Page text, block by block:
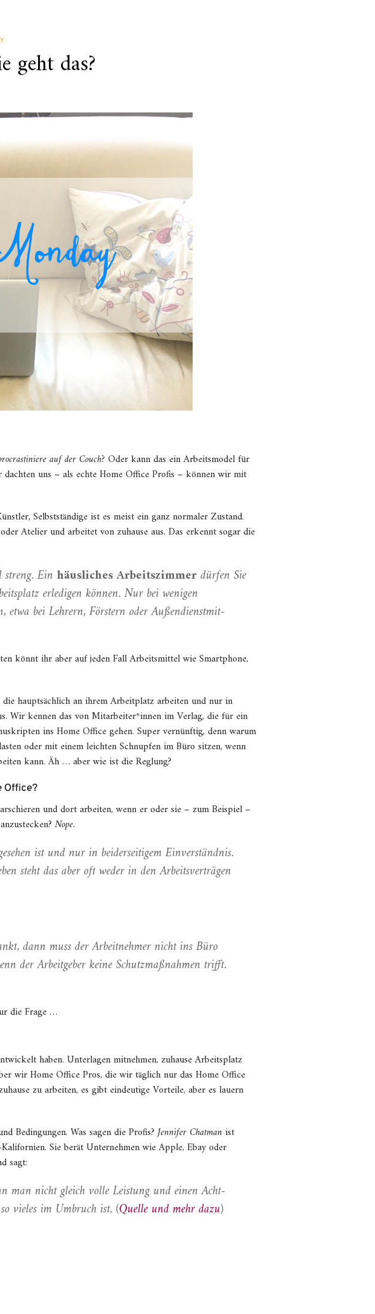
geht das?
auf der Couch? Oder kann das ein Arbeitsmodel für
uns – als echte Home Office Profis – können wir mit
Selbstständige ist es meist ein ganz normaler Zustand.
Atelier und arbeitet von zuhause aus. Das erkennt sogar die
Ein häusliches Arbeits­zimmerdürfen Sie
erledigen können. Nur bei wenigen
etwa bei Lehrern, Förs­tern oder Außen­dienst­mit­
könnt ihr aber auf jeden Fall Arbeits­mittel wie Smartphone,
hauptsächlich an ihrem Arbeitplatz arbeiten und nur in
Wir kennen das von Mitarbeiter*innen im Verlag, die für ein
ins Home Office gehen. Super vernünftig, denn warum
oder mit einem leichten Schnupfen im Büro sitzen, wenn
kann. Äh … aber wie ist die Reglung?
Office?
und dort arbeiten, wenn er oder sie – zum Beispiel –
Nope.
ist und nur in beiderseitigem Einverständnis.
steht das aber oft weder in den Arbeitsverträgen
dann muss der Arbeitnehmer nicht ins Büro
der Arbeitgeber keine Schutzmaßnahmen trifft.
die Frage …
haben. Unterlagen mitnehmen, zuhause Arbeitsplatz
wir Home Office Pros, die wir täglich nur das Home Office
zu arbeiten, es gibt eindeutige Vorteile, aber es lauern
Bedingungen. Was sagen die Profis?Jennifer Chatman ist
Sie berät Unternehmen wie Apple, Ebay oder
sagt:
man nicht gleich volle Leistung und einen Acht-
vieles im Umbruch ist. (Quelle und mehr dazu)